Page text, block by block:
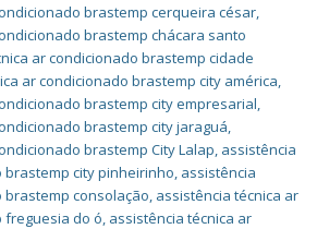
brastemp cerqueira césar,
brastemp chácara santo
ar condicionado brastemp cidade
ar condicionado brastemp city américa,
brastemp city empresarial,
brastemp city jaraguá,
brastemp City Lalap, assistência
city pinheirinho, assistência
consolação, assistência técnica ar
freguesia do ó, assistência técnica ar